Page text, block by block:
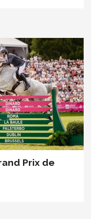
Prix de